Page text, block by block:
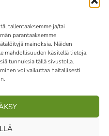
tallentaaksemme ja/tai
parantaaksemme
mainoksia. Näiden
mahdollisuuden käsitellä tietoja,
tunnuksia tällä sivustolla.
voi vaikuttaa haitallisesti
1982051-9 |
Vaajakoski
palvelee klo 9-15
LinkedIn
Pinterest